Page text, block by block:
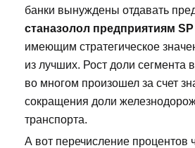
банки вынуждены отдавать
станазолол предприятиям
имеющим стратегическое
из лучших. Рост доли сегмента
во многом произошел за счет
сокращения доли
транспорта.
А вот перечисление процентов